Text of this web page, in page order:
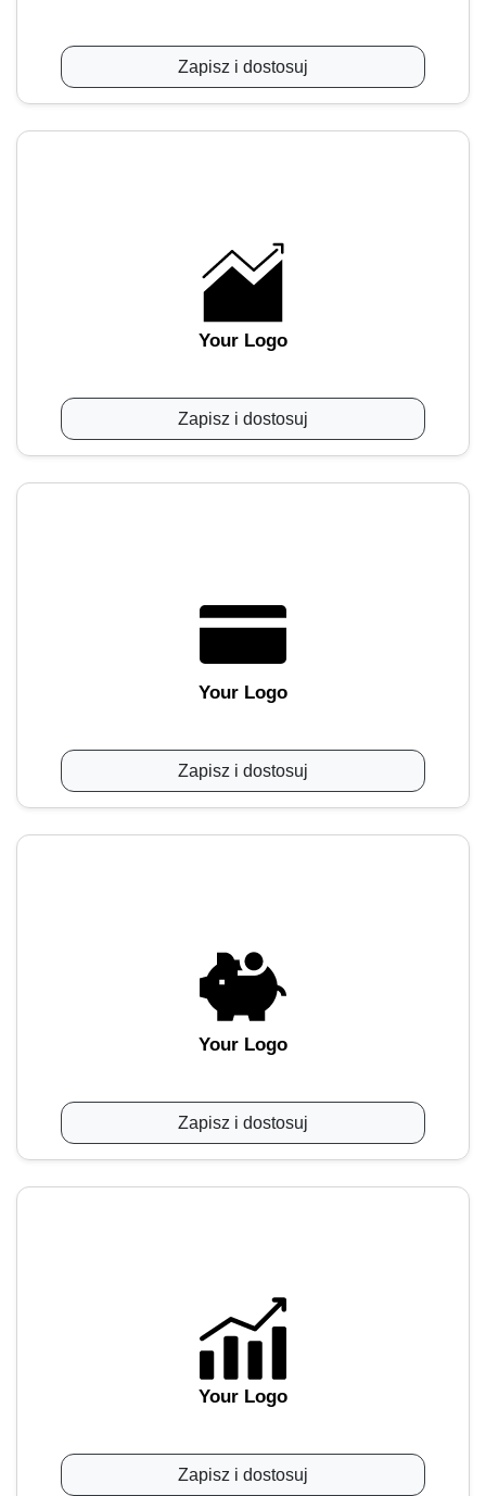
Zapisz i dostosuj
Your Logo
Zapisz i dostosuj
Your Logo
Zapisz i dostosuj
Your Logo
Zapisz i dostosuj
Your Logo
Zapisz i dostosuj